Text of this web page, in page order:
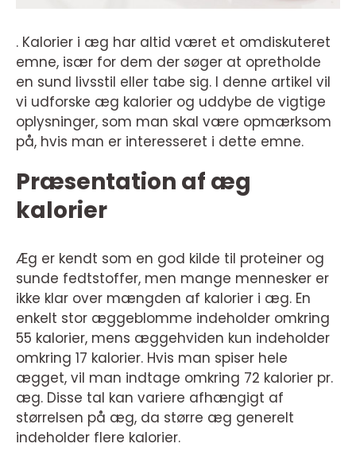
. Kalorier i æg har altid været et omdiskuteret
emne, især for dem der søger at opretholde
en sund livsstil eller tabe sig. I denne artikel vil
vi udforske æg kalorier og uddybe de vigtige
oplysninger, som man skal være opmærksom
på, hvis man er interesseret i dette emne.
Præsentation af æg
kalorier
Æg er kendt som en god kilde til proteiner og
sunde fedtstoffer, men mange mennesker er
ikke klar over mængden af kalorier i æg. En
enkelt stor æggeblomme indeholder omkring
55 kalorier, mens æggehviden kun indeholder
omkring 17 kalorier. Hvis man spiser hele
ægget, vil man indtage omkring 72 kalorier pr.
æg. Disse tal kan variere afhængigt af
størrelsen på æg, da større æg generelt
indeholder flere kalorier.